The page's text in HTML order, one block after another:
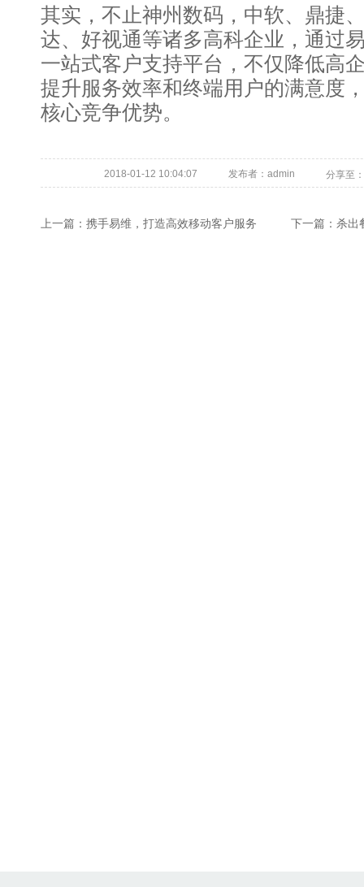
其实，不止神州数码，中软、鼎捷
达、好视通等诸多高科企业，通过
一站式客户支持平台，不仅降低高
提升服务效率和终端用户的满意度
核心竞争优势。
2018-01-12 10:04:07 发布者：admin 分享至：
上一篇： 携手易维，打造高效移动客户服务 下一篇： 杀出